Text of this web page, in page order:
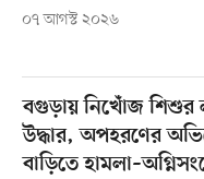
০৭ আগস্ট ২০২৬
বগুড়ায় নিখোঁজ শিশুর
উদ্ধার, অপহরণের
বাড়িতে